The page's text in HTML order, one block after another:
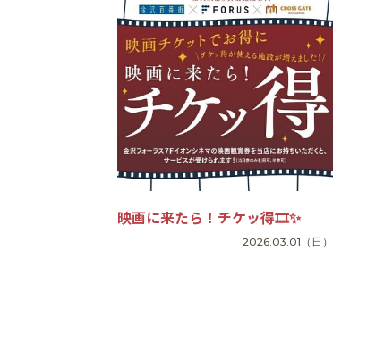
映画に来たら！チケッ得🎞✨
2026.03.01 （日）